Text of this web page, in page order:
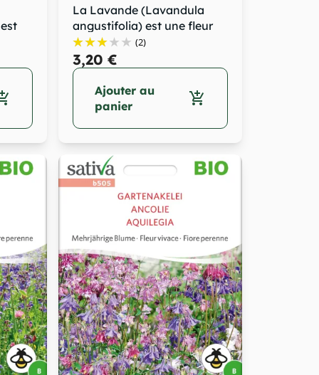
La Lavande (Lavandula
angustifolia) est une fleur
vivace de... (2)
3,20 €
Ajouter au
panier
add_shopping_cart